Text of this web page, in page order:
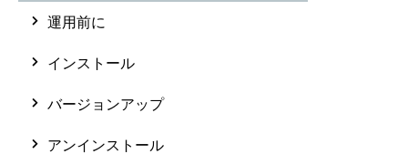
運用前に
インストール
バージョンアップ
アンインストール